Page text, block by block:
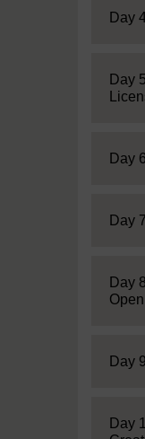
Day
Day
Day
Day
Day
Open
Day
Day